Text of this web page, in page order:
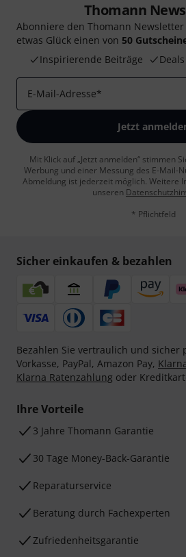
Thomann
Abonniere den Thomann
etwas Glück einen von 50
Inspirierende Beiträge
Deals
E-Mail-Adresse*
Jetzt
Mit Klick auf „Jetzt anmelden“ stimmen
Werbung und einer Messung des E-Mail-
Abmeldung ist jederzeit möglich. Weitere
unseren
* Pflichtfeld
Sicher einkaufen & bezahlen
Bezahlen Sie vertraulich und sicher
Vorkasse, PayPal, Amazon Pay,
Klarna Ratenzahlung oder
Ihre Vorteile
3 Jahre Thomann Garantie
30 Tage Money-Back-Garantie
Reparaturservice
Beratung durch Fachexperten
Zufriedenheitsgarantie